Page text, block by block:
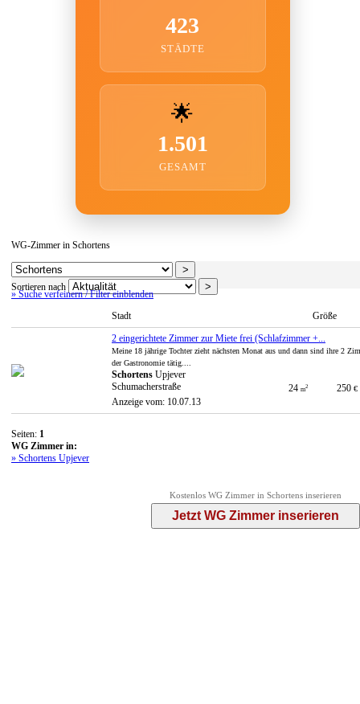
423
STÄDTE
🌟
1.501
GESAMT
WG-Zimmer in Schortens
Sortieren nach
» Suche verfeinern / Filter einblenden
Stadt
Größe
2 eingerichtete Zimmer zur Miete frei (Schlafzimmer +...
Meine 18 jährige Tochter zieht nächsten Monat aus und dann sind ihre 2
der Gastronomie tätig....
Schortens Upjever
Schumacherstraße
Anzeige vom: 10.07.13
24 m2 250 €
Seiten: 1
WG Zimmer in:
» Schortens Upjever
Kostenlos WG Zimmer in Schortens inserieren